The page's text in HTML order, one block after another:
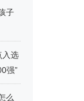
子
入选
强”
么